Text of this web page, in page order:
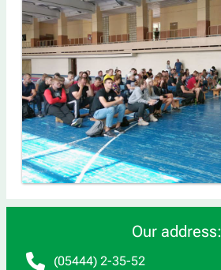
Our address:
(05444) 2-35-52